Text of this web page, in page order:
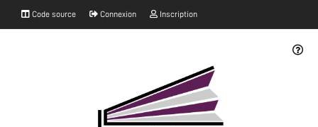
Code source Connexion Inscription